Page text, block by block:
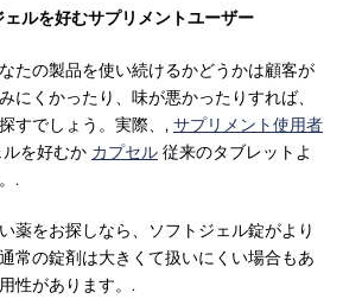
ェルを好むサプリメントユーザー
たの製品を使い続けるかどうかは顧客が
にくかったり、味が悪かったりすれば、
すでしょう。実際、, サプリメント使用者
を好むか カプセル 従来のタブレットよ
.
薬をお探しなら、ソフトジェル錠がより
常の錠剤は大きくて扱いにくい場合もあ
性があります。.